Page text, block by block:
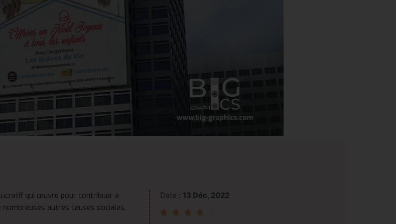
qui œuvre pour contribuer à
autres causes sociales.
Date : 13 Déc, 2022
   